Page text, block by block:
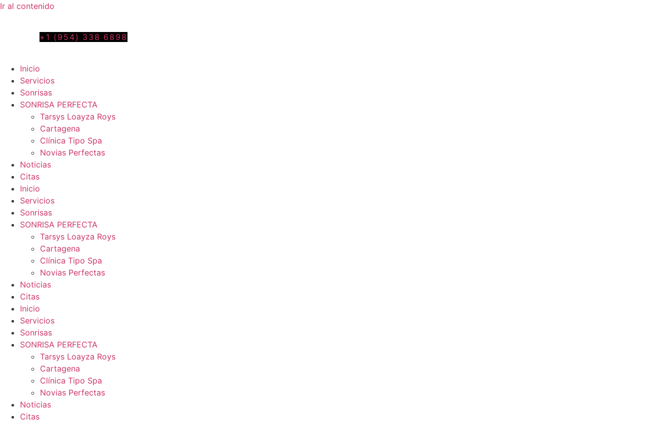
Ir al contenido
+1 (954) 338 6898
Inicio
Servicios
Sonrisas
SONRISA PERFECTA
Tarsys Loayza Roys
Cartagena
Clínica Tipo Spa
Novias Perfectas
Noticias
Citas
Inicio
Servicios
Sonrisas
SONRISA PERFECTA
Tarsys Loayza Roys
Cartagena
Clínica Tipo Spa
Novias Perfectas
Noticias
Citas
Inicio
Servicios
Sonrisas
SONRISA PERFECTA
Tarsys Loayza Roys
Cartagena
Clínica Tipo Spa
Novias Perfectas
Noticias
Citas